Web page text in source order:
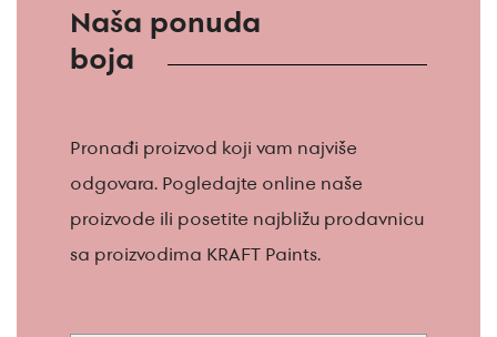
Naša ponuda
boja
Pronađi proizvod koji vam najviše
odgovara. Pogledajte online naše
proizvode ili posetite najbližu prodavnicu
sa proizvodima KRAFT Paints.